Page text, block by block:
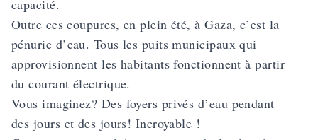
capacité.
Outre ces coupures, en plein été, à Gaza, c’est la
pénurie d’eau. Tous les puits municipaux qui
approvisionnent les habitants fonctionnent à partir
du courant électrique.
Vous imaginez? Des foyers privés d’eau pendant
des jours et des jours! Incroyable !